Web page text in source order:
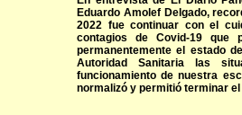
Eduardo Amolef Delgado,
2022 fue continuar con el
contagios de Covid-19 que
permanentemente el estado
Autoridad Sanitaria las
funcionamiento de nuestra
normalizó y permitió terminar